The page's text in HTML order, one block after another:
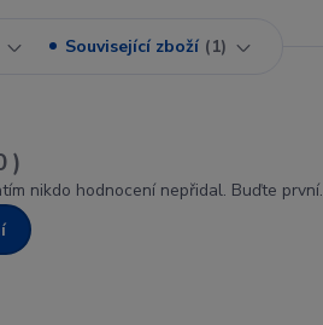
Související zboží 1
nikdo hodnocení nepřidal. Buďte první.